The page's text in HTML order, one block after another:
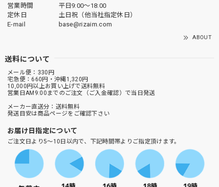
営業時間
平日9:00～18:00
定休日
土日祝（他当社指定休日）
E-mail
base@rizaim.com
ABOUT
送料について
メール便：330円
宅急便：660円・沖縄1,320円
10,000円以上お買い上げで送料無料
営業日AM9:00までのご注文（ご入金確認）で当日発送
メーカー直送分：送料無料
発送目安は商品ページをご確認下さい
お届け日指定について
ご注文日より5～10日以内で、下記時間帯よりご指定頂けます。